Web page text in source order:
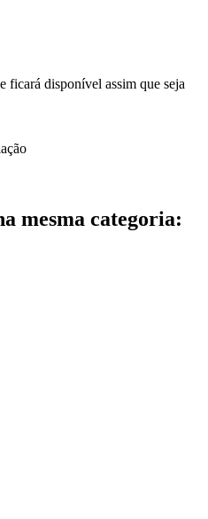
ficará disponível assim que seja
mesma categoria: